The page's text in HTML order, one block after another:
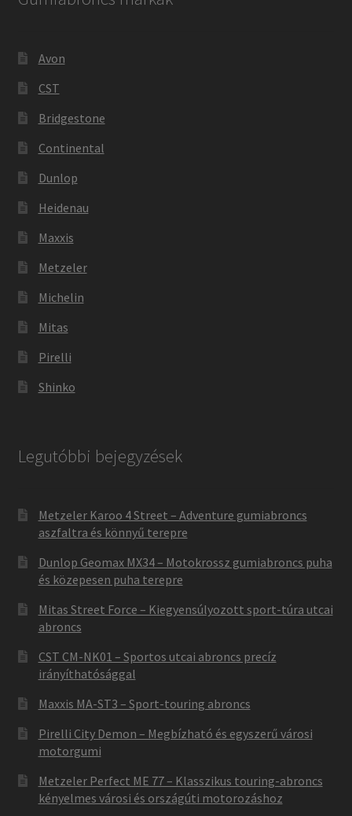
Avon
CST
Bridgestone
Continental
Dunlop
Heidenau
Maxxis
Metzeler
Michelin
Mitas
Pirelli
Shinko
Legutóbbi bejegyzések
Metzeler Karoo 4 Street – Adventure gumiabroncs
aszfaltra és könnyű terepre
Dunlop Geomax MX34 – Motokrossz gumiabroncs puha
és közepesen puha terepre
Mitas Street Force – Kiegyensúlyozott sport-túra utcai
abroncs
CST CM-NK01 – Sportos utcai abroncs precíz
irányíthatósággal
Maxxis MA-ST3 – Sport-touring abroncs
Pirelli City Demon – Megbízható és egyszerű városi
motorgumi
Metzeler Perfect ME 77 – Klasszikus touring-abroncs
kényelmes városi és országúti motorozáshoz